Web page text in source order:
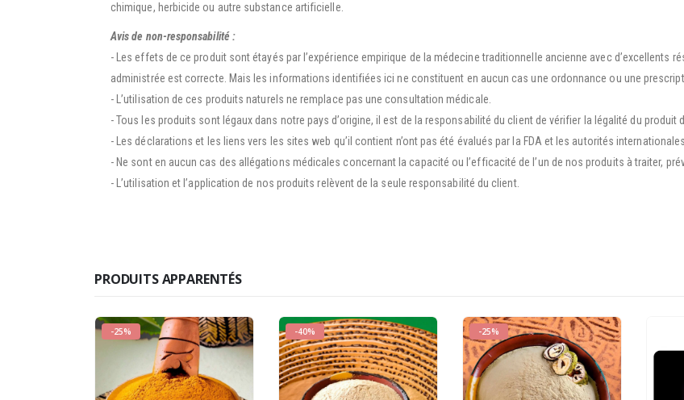
chimique, herbicide ou autre substance artificielle.
Avis de non-responsabilité :
- Les effets de ce produit sont étayés par l’expérience empirique de la médecine traditionnelle ancienne avec d’excellents
administrée est correcte. Mais les informations identifiées ici ne constituent en aucun cas une ordonnance ou une
- L’utilisation de ces produits naturels ne remplace pas une consultation médicale.
- Tous les produits sont légaux dans notre pays d’origine, il est de la responsabilité du client de vérifier la légalité du produit
- Les déclarations et les liens vers les sites web qu’il contient n’ont pas été évalués par la FDA et les autorités
- Ne sont en aucun cas des allégations médicales concernant la capacité ou l’efficacité de l’un de nos produits à traiter,
- L’utilisation et l’application de nos produits relèvent de la seule responsabilité du client.
PRODUITS APPARENTÉS
-25% -40% -25%